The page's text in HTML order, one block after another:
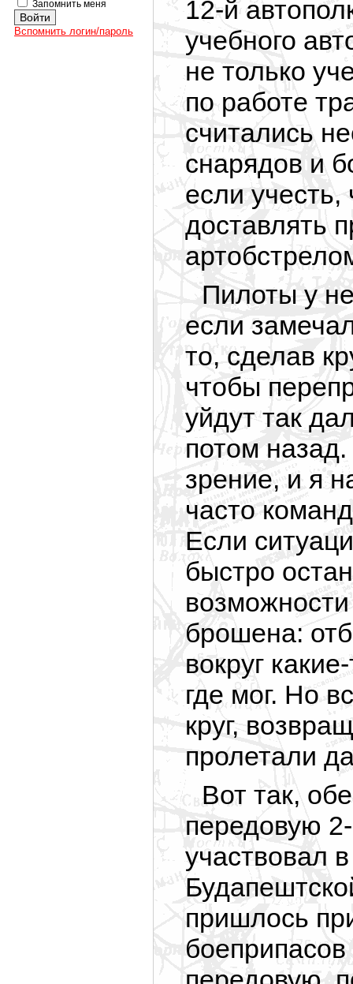
Запомнить меня
Вспомнить логин/пароль
12-й
учебного
не только
по работе
считались
снарядов и
если учесть,
доставлять
Пилоты у
если
то, сделав
чтобы
уйдут так
потом
зрение, и я
часто
Если
быстро
брошена:
вокруг
где мог. Но
круг,
пролетали
Вот так,
передовую
участвовал
пришлось